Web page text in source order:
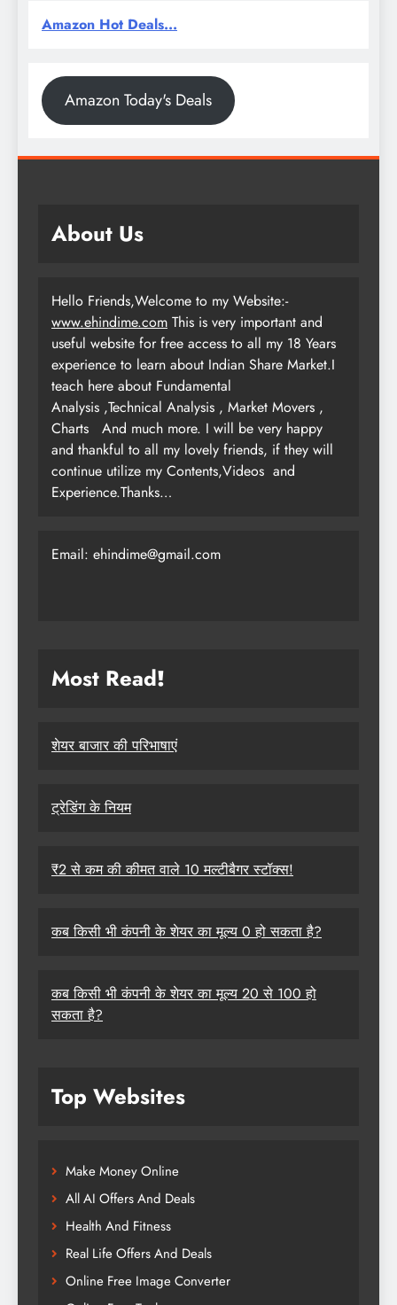
Amazon Hot Deals...
Amazon Today's Deals
About Us
Hello Friends,Welcome to my Website:-
www.ehindime.com This is very important and
useful website for free access to all my 18 Years
experience to learn about Indian Share Market.I
teach here about Fundamental
Analysis ,Technical Analysis , Market Movers ,
Charts
And much more. I will be very happy
and thankful to all my lovely friends, if they will
continue utilize my Contents,Videos and
Experience.Thanks…
Email: ehindime@gmail.com
Most Read!
शेयर बाजार की परिभाषाएं
ट्रेडिंग के नियम
₹2 से कम की कीमत वाले 10 मल्टीबैगर स्टॉक्स!
कब किसी भी कंपनी के शेयर का मूल्य 0 हो सकता है?
कब किसी भी कंपनी के शेयर का मूल्य 20 से 100 हो
सकता है?
Top Websites
Make Money Online
All AI Offers And Deals
Health And Fitness
Real Life Offers And Deals
Online Free Image Converter